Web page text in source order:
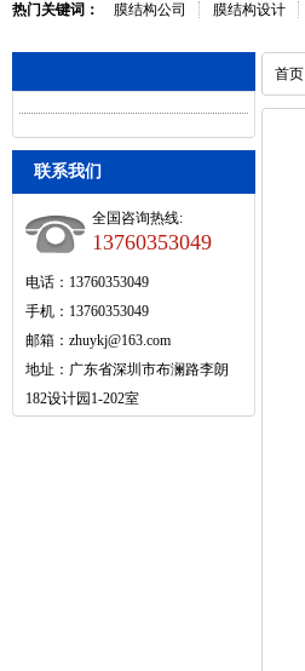
热门关键词： 膜结构公司 膜结构设计
联系我们
全国咨询热线:
13760353049
电话：13760353049
手机：13760353049
邮箱： zhuykj@163.com
地址：广东省深圳市布澜路李朗
182设计园1-202室
首页